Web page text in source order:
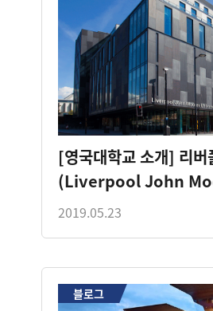
[영국대학교 소개] 리버
(Liverpool John
2019.05.23
블로그